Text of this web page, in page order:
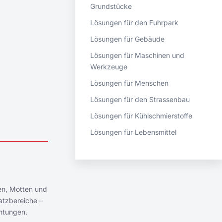
Motten und
–
Grundstücke
Lösungen für den Fuhrpark
Lösungen für Gebäude
Lösungen für Maschinen und
Werkzeuge
Lösungen für Menschen
Lösungen für den Strassenbau
Lösungen für Kühlschmierstoffe
Lösungen für Lebensmittel